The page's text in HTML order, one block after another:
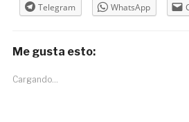
Telegram
WhatsApp
Me gusta esto:
Cargando...